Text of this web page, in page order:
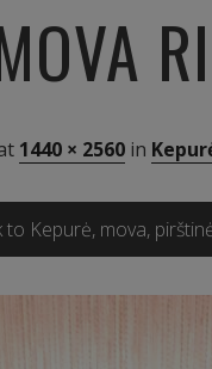
1440 × 2560 in
Kepurė, mova,